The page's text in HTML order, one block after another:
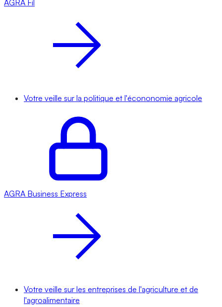
AGRA Fil
Votre veille sur la politique et l'écononomie agricole
AGRA Business Express
Votre veille sur les entreprises de l'agriculture et de
l'agroalimentaire